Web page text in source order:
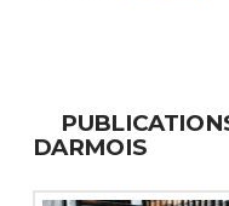
DARMOIS